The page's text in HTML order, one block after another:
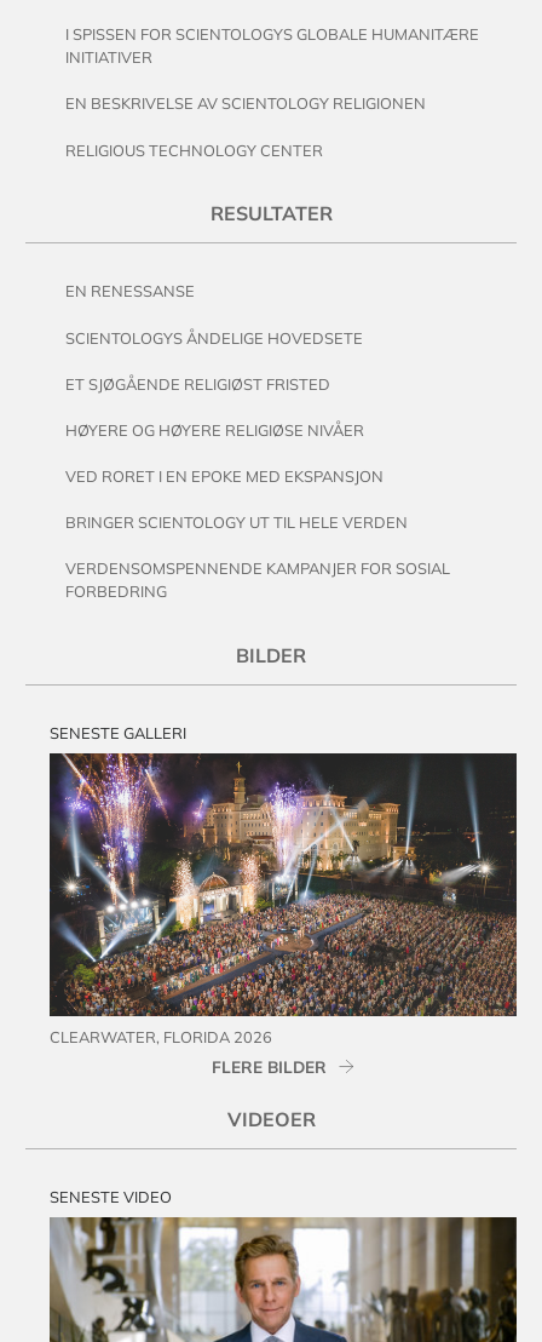
I SPISSEN FOR SCIENTOLOGYS GLOBALE HUMANITÆRE
INITIATIVER
EN BESKRIVELSE AV SCIENTOLOGY RELIGIONEN
RELIGIOUS TECHNOLOGY CENTER
RESULTATER
EN RENESSANSE
SCIENTOLOGYS ÅNDELIGE HOVEDSETE
ET SJØGÅENDE RELIGIØST FRISTED
HØYERE OG HØYERE RELIGIØSE NIVÅER
VED RORET I EN EPOKE MED EKSPANSJON
BRINGER SCIENTOLOGY UT TIL HELE VERDEN
VERDENSOMSPENNENDE KAMPANJER FOR SOSIAL
FORBEDRING
BILDER
SENESTE GALLERI
CLEARWATER, FLORIDA 2026
FLERE BILDER
VIDEOER
SENESTE VIDEO